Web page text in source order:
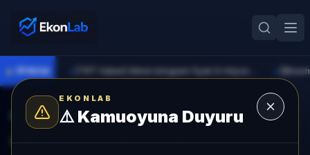
EKONLAB
⚠️Kamuoyuna Duyuru
● PİYASA
AI Kripto Radar/XVS
SUNUCU TARAFI KRIPTO GIRIŞI